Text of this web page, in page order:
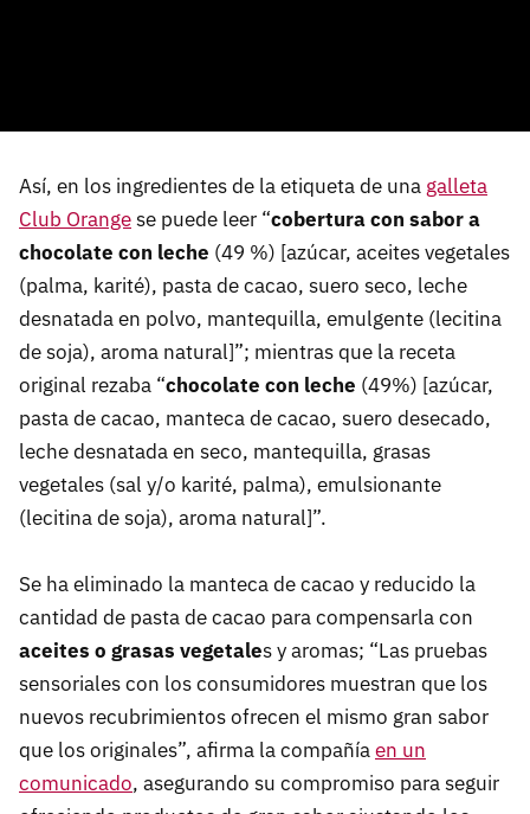
Así, en los ingredientes de la etiqueta de una galleta
Club Orangese puede leer “cobertura con sabor a
chocolate con leche (49 %) [azúcar, aceites vegetales
(palma, karité), pasta de cacao, suero seco, leche
desnatada en polvo, mantequilla, emulgente (lecitina
de soja), aroma natural]”; mientras que la receta
original rezaba “chocolate con leche (49%) [azúcar,
pasta de cacao, manteca de cacao, suero desecado,
leche desnatada en seco, mantequilla, grasas
vegetales (sal y/o karité, palma), emulsionante
(lecitina de soja), aroma natural]”.
Se ha eliminado la manteca de cacao y reducido la
cantidad de pasta de cacao para compensarla con
aceites o grasas vegetales y aromas; “Las pruebas
sensoriales con los consumidores muestran que los
nuevos recubrimientos ofrecen el mismo gran sabor
que los originales”, afirma la compañíaen un
comunicado, asegurando su compromiso para seguir